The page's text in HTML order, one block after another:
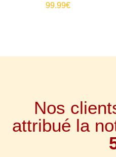
99.99€
Nos
attribué la